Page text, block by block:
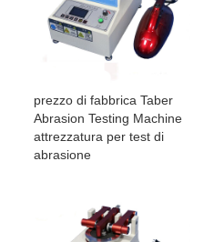
prezzo di fabbrica Taber
Abrasion Testing Machine
attrezzatura per test di
abrasione